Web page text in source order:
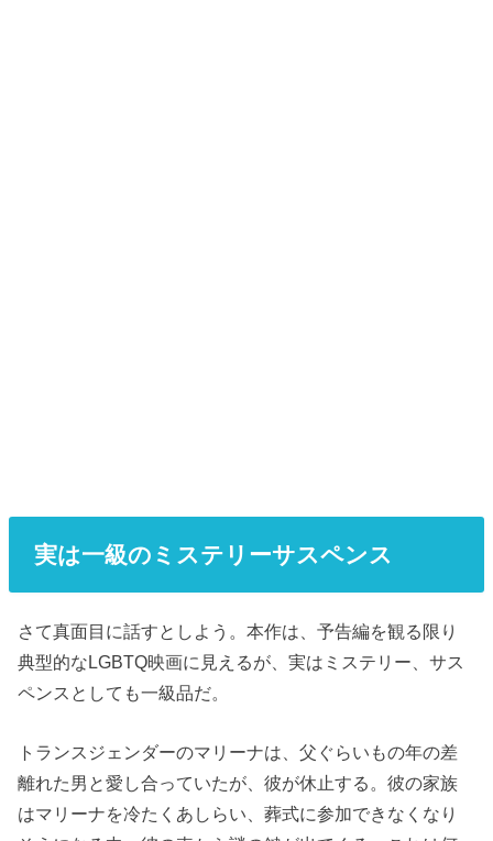
実は一級のミステリーサスペンス
さて真面目に話すとしよう。本作は、予告編を観る限り
典型的なLGBTQ映画に見えるが、実はミステリー、サス
ペンスとしても一級品だ。
トランスジェンダーのマリーナは、父ぐらいもの年の差
離れた男と愛し合っていたが、彼が休止する。彼の家族
はマリーナを冷たくあしらい、葬式に参加できなくなり